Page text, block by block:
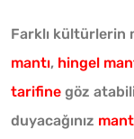
Farklı kültürlerin
mantı, hingel
tarifine göz
duyacağınız